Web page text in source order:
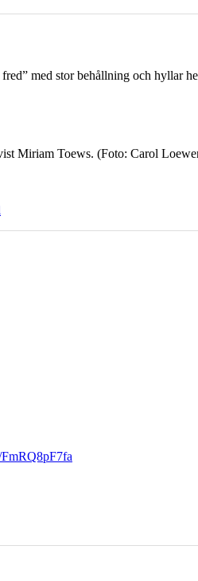
med stor behållning och hyllar
Miriam Toews. (Foto: Carol